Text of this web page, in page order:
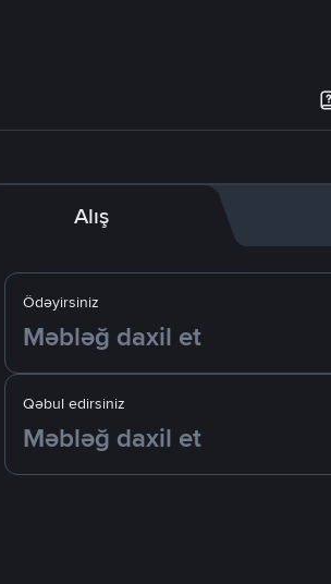
Alış
Ödəyirsiniz
Qəbul edirsiniz